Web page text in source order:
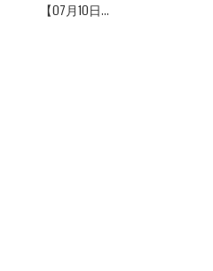
【07月10日...